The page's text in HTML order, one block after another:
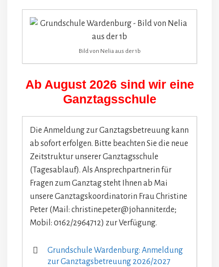
Bild von Nelia aus der 1b
Ab August 2026 sind wir eine
Ganztagsschule
Die Anmeldung zur Ganztagsbetreuung kann
ab sofort erfolgen. Bitte beachten Sie die neue
Zeitstruktur unserer Ganztagsschule
(Tagesablauf). Als Ansprechpartnerin für
Fragen zum Ganztag steht Ihnen ab Mai
unsere Ganztagskoordinatorin Frau Christine
Peter (Mail: christine.peter@johanniter.de;
Mobil: 0162/2964712) zur Verfügung.
Grundschule Wardenburg: Anmeldung
zur Ganztagsbetreuung 2026/2027